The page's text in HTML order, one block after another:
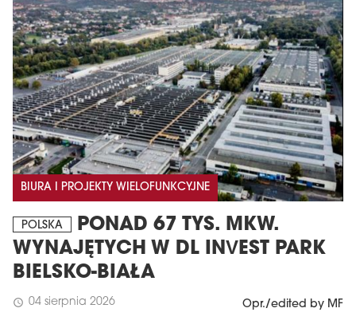
BIURA I PROJEKTY WIELOFUNKCYJNE
POLSKA
PONAD 67 TYS. MKW.
WYNAJĘTYCH W DL INVEST PARK
BIELSKO-BIAŁA
schedule 04 sierpnia 2026 Opr./edited by MF